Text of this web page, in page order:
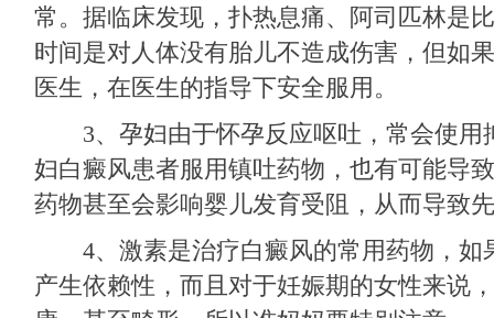
常。据临床发现，扑热息痛、阿司匹林是
时间是对人体没有胎儿不造成伤害，但如
医生，在医生的指导下安全服用。
3、孕妇由于怀孕反应呕吐，常会使用
妇白癜风患者服用镇吐药物，也有可能导
药物甚至会影响婴儿发育受阻，从而导致
4、激素是治疗白癜风的常用药物，如
产生依赖性，而且对于妊娠期的女性来说